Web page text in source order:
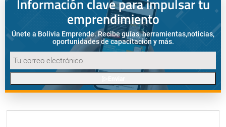
Información clave para impulsar tu
emprendimiento
Únete a Bolivia Emprende. Recibe guías, herramientas,noticias,
oportunidades de capacitación y más.